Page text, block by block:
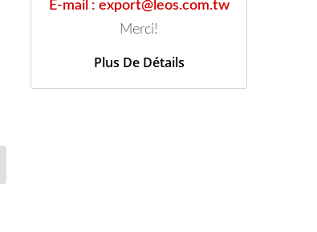
E-mail : export@leos.com.tw
Merci!
Plus De Détails